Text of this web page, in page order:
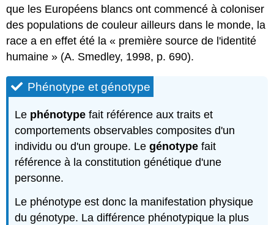
que les Européens blancs ont commencé à coloniser
des populations de couleur ailleurs dans le monde, la
race a en effet été la « première source de l'identité
humaine » (A. Smedley, 1998, p. 690).
Phénotype et génotype
Le phénotype fait référence aux traits et
comportements observables composites d'un
individu ou d'un groupe. Legénotype fait
référence à la constitution génétique d'une
personne.
Le phénotype est donc la manifestation physique
du génotype. La différence phénotypique la plus